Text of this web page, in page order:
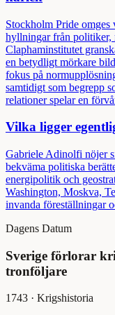
Stockholm Pride omges
hyllningar från politiker,
Claphaminstitutet
en betydligt mörkare
fokus på
samtidigt som begrepp
relationer spelar en
Vilka ligger
Gabriele Adinolfi nöjer
bekväma politiska
energipolitik och
Washington, Moskva,
invanda föreställningar
Dagens Datum
Sverige förlorar
tronföljare
1743 · Krigshistoria